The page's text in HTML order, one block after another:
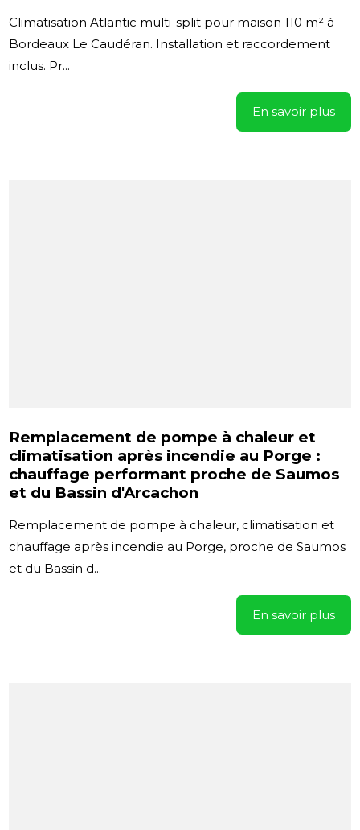
Climatisation Atlantic multi-split pour maison 110 m² à
Bordeaux Le Caudéran. Installation et raccordement
inclus. Pr...
En savoir plus
Remplacement de pompe à chaleur et
climatisation après incendie au Porge :
chauffage performant proche de Saumos
et du Bassin d'Arcachon
Remplacement de pompe à chaleur, climatisation et
chauffage après incendie au Porge, proche de Saumos
et du Bassin d...
En savoir plus